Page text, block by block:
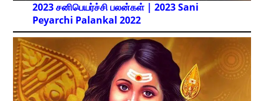
2023 சனிபெயர்ச்சி பலன்கள் | 2023 Sani
Peyarchi Palankal 2022